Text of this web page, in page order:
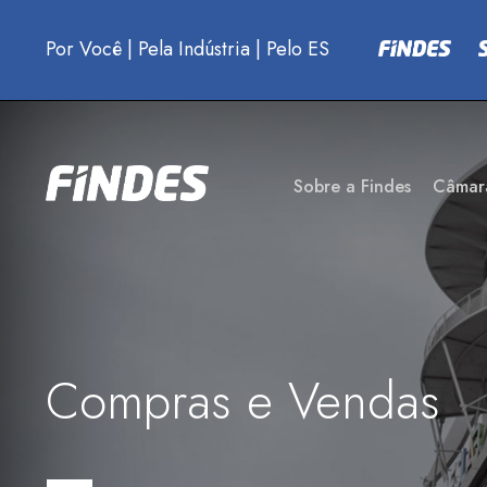
Por Você | Pela Indústria | Pelo ES
Sobre a Findes
Compras e Vendas